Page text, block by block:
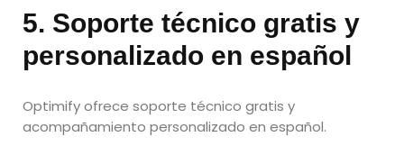
5. Soporte técnico gratis y
personalizado en español
Optimify ofrece soporte técnico gratis y
acompañamiento personalizado en español.